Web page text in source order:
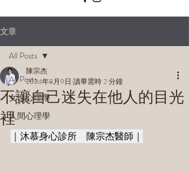
文章
All Posts
女性心理學
人間心理學
All Posts
不讓自己迷失在他人的目光
裡
陳宗杰
2024年8月9日 讀畢需時 2 分鐘
｜沐慕身心診所　陳宗杰醫師｜